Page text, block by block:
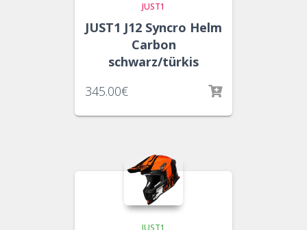
JUST1
JUST1 J12 Syncro Helm
Carbon
schwarz/türkis
345.00€
JUST1